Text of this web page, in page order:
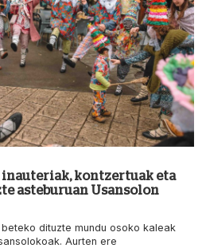
inauteriak, kontzertuak eta
asteburuan Usansolon
dituzte mundu osoko kaleak
Aurten ere